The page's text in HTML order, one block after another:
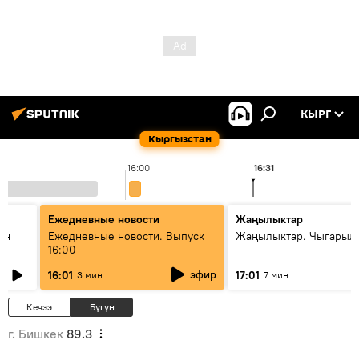
Кыргызстан
КЫРГ
16:00 16:31
Ежедневные новости
Ежедневные новости. Выпуск
16:00
16:01 3 мин эфир
Жаңылыктар
Жаңылыктар.
17:01 7 мин
Кечээ Бүгүн
г. Бишкек 89.3